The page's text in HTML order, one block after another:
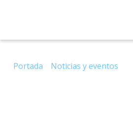
Portada Noticias y eventos